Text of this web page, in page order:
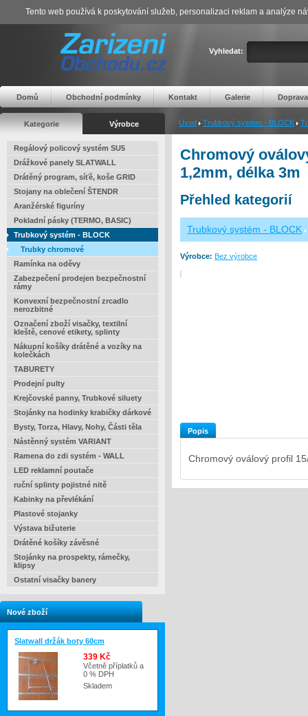
Vyhledat:
Domů Obchodní podmínky Kontakt Galerie Doprava
Kategorie Výrobce Úvod Trubkový systém - BLOCK
Regálový policový systém SU5
Drážkové panely SLATWALL
Drátěný program, síťě, koše GRID
Stojany na oblečení ŠTENDR
Aranžérské figuríny
Pokladní pásky (TERMO, BASIC)
Trubkový systém - BLOCK
Trubky chromové
Ramínka na oděvy
Zabezpečení prodejen bezpečnostní
rámy
Konvexní bezpečnostní zrcadlo
nerozbitné
Označení zboží visačky, textilní
kleště, cenové etikety, splinty
Nákupní košíky drátěné a vozíky na
kolečkách
TABURETY
Prodejní pulty
Krejčovské panny, Trubkové siluety
Stojánky na hodinky krabičky dárkové
Bysty, Torza, Hlavy, Nohy, Části těla
Nástěnný systém VARIANT
Ramena do zdi systém - WALL
LED reklamní poutače
ruční splinty pojistné nitě
Kabinky na převlékání
Plastové stojanky
Výstava bižuterie
Drátěné košíky závěsné
Stojánky na prospekty, rámečky,
klipsy
Ostatní visačky banery
Nové zboží
Slatwall držák boty 60cm
339 Kč
Včetně příplatků a
0 % DPH
Skladem
Chromový
1,2mm, délka 3m
Přehled kategorií
Trubkový systém - BLOCK
Výrobce: Bez výrobce
Popis
Chromový oválový profil
Tento web používá k poskytování služeb, personalizaci reklam a analýze